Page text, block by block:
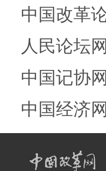
中国改革
人民论坛网
中国记协网
中国经济网